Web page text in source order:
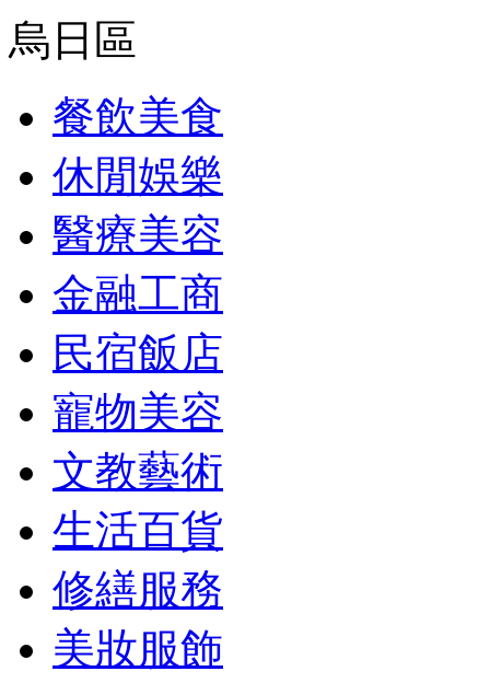
烏日區
餐飲美食
休閒娛樂
醫療美容
金融工商
民宿飯店
寵物美容
文教藝術
生活百貨
修繕服務
美妝服飾